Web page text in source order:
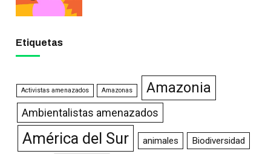
Etiquetas
Activistas amenazados Amazonas Amazonia
Ambientalistas amenazados
América del Sur animales Biodiversidad